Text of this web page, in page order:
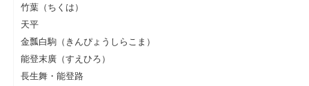
竹葉（ちくは）
天平
金瓢白駒（きんぴょうしらこま）
能登末廣（すえひろ）
長生舞・能登路